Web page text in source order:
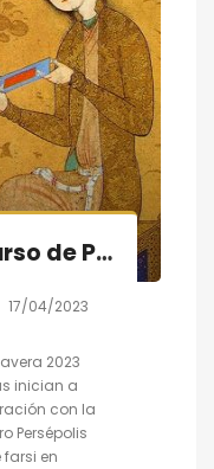
Clases de farsi, Curso de Primavera 2023 empieza a partir del 17 de abril
17/04/2023
2023
inician a
con la
Persépolis
en